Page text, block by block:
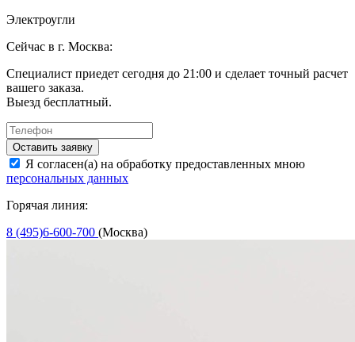
Электроугли
Сейчас в г. Москва:
Специалист приедет сегодня до 21:00 и сделает точный расчет
вашего заказа.
Выезд бесплатный.
Оставить заявку
Я согласен(а) на обработку предоставленных мною
персональных данных
Горячая линия:
8 (495)6-600-700 (Москва)